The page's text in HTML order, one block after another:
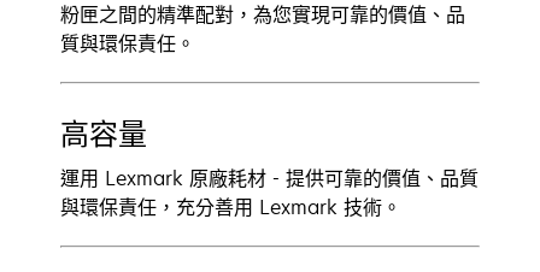
粉匣之間的精準配對，為您實現可靠的價值、品
質與環保責任。
高容量
運用 Lexmark 原廠耗材 - 提供可靠的價值、品質
與環保責任，充分善用 Lexmark 技術。